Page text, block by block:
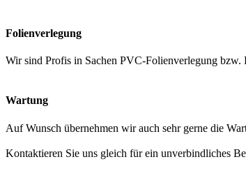
Folienverlegung
Wir sind Profis in Sachen PVC-Folienverlegung bzw.
Wartung
Auf Wunsch übernehmen wir auch sehr gerne die
Kontaktieren Sie uns gleich für ein unverbindliches